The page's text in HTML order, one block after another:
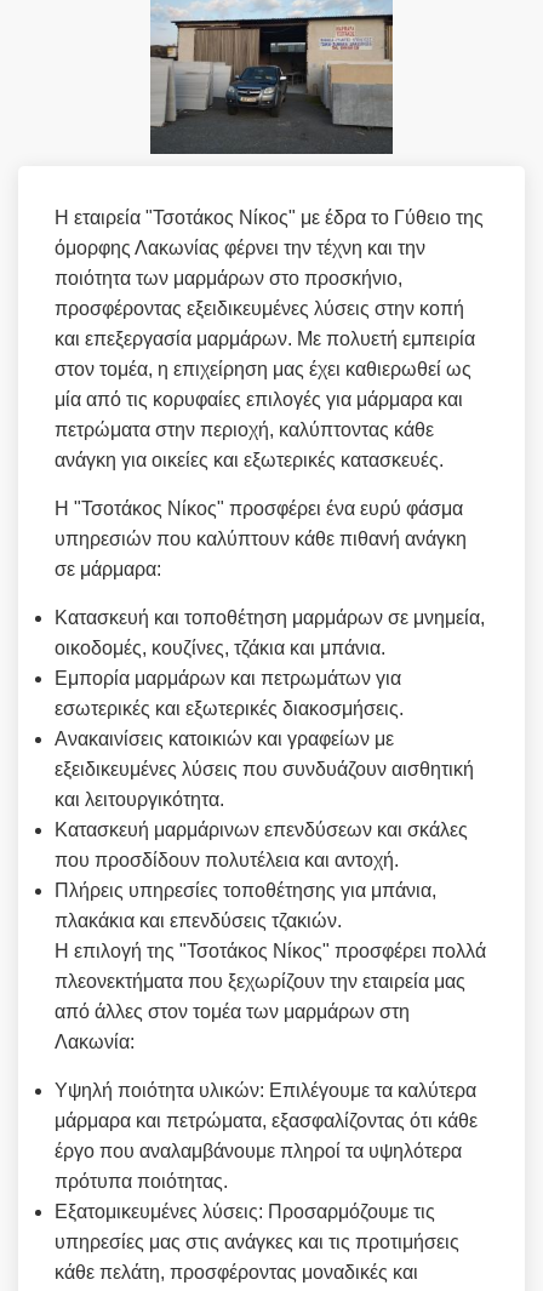
Η εταιρεία "Τσοτάκος Νίκος" με έδρα το Γύθειο της
όμορφης Λακωνίας φέρνει την τέχνη και την
ποιότητα των μαρμάρων στο προσκήνιο,
προσφέροντας εξειδικευμένες λύσεις στην κοπή
και επεξεργασία μαρμάρων. Με πολυετή εμπειρία
στον τομέα, η επιχείρηση μας έχει καθιερωθεί ως
μία από τις κορυφαίες επιλογές για μάρμαρα και
πετρώματα στην περιοχή, καλύπτοντας κάθε
ανάγκη για οικείες και εξωτερικές κατασκευές.
Η "Τσοτάκος Νίκος" προσφέρει ένα ευρύ φάσμα
υπηρεσιών που καλύπτουν κάθε πιθανή ανάγκη
σε μάρμαρα:
Κατασκευή και τοποθέτηση μαρμάρων σε μνημεία,
οικοδομές, κουζίνες, τζάκια και μπάνια.
Εμπορία μαρμάρων και πετρωμάτων για
εσωτερικές και εξωτερικές διακοσμήσεις.
Ανακαινίσεις κατοικιών και γραφείων με
εξειδικευμένες λύσεις που συνδυάζουν αισθητική
και λειτουργικότητα.
Κατασκευή μαρμάρινων επενδύσεων και σκάλες
που προσδίδουν πολυτέλεια και αντοχή.
Πλήρεις υπηρεσίες τοποθέτησης για μπάνια,
πλακάκια και επενδύσεις τζακιών.
Η επιλογή της "Τσοτάκος Νίκος" προσφέρει πολλά
πλεονεκτήματα που ξεχωρίζουν την εταιρεία μας
από άλλες στον τομέα των μαρμάρων στη
Λακωνία:
Υψηλή ποιότητα υλικών: Επιλέγουμε τα καλύτερα
μάρμαρα και πετρώματα, εξασφαλίζοντας ότι κάθε
έργο που αναλαμβάνουμε πληροί τα υψηλότερα
πρότυπα ποιότητας.
Εξατομικευμένες λύσεις: Προσαρμόζουμε τις
υπηρεσίες μας στις ανάγκες και τις προτιμήσεις
κάθε πελάτη, προσφέροντας μοναδικές και